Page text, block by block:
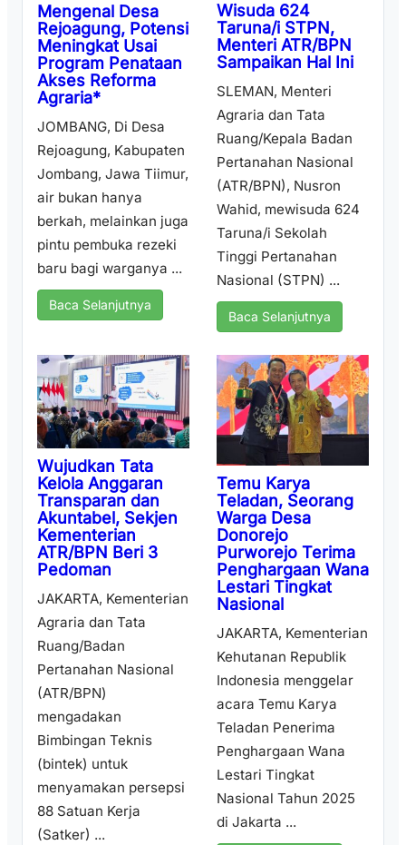
Mengenal Desa
Rejoagung, Potensi
Meningkat Usai
Program Penataan
Akses Reforma
Agraria*
JOMBANG, Di Desa
Rejoagung, Kabupaten
Jombang, Jawa Tiimur,
air bukan hanya
berkah, melainkan juga
pintu pembuka rezeki
baru bagi warganya ...
Baca Selanjutnya
Wisuda 624
Taruna/i STPN,
Menteri ATR/BPN
Sampaikan Hal Ini
SLEMAN, Menteri
Agraria dan Tata
Ruang/Kepala Badan
Pertanahan Nasional
(ATR/BPN), Nusron
Wahid, mewisuda 624
Taruna/i Sekolah
Tinggi Pertanahan
Nasional (STPN) ...
Baca Selanjutnya
Wujudkan Tata
Kelola Anggaran
Transparan dan
Akuntabel, Sekjen
Kementerian
ATR/BPN Beri 3
Pedoman
JAKARTA, Kementerian
Agraria dan Tata
Ruang/Badan
Pertanahan Nasional
(ATR/BPN)
mengadakan
Bimbingan Teknis
(bintek) untuk
menyamakan persepsi
88 Satuan Kerja
(Satker) ...
Temu Karya
Teladan, Seorang
Warga Desa
Donorejo
Purworejo Terima
Penghargaan Wana
Lestari Tingkat
Nasional
JAKARTA, Kementerian
Kehutanan Republik
Indonesia menggelar
acara Temu Karya
Teladan Penerima
Penghargaan Wana
Lestari Tingkat
Nasional Tahun 2025
di Jakarta ...